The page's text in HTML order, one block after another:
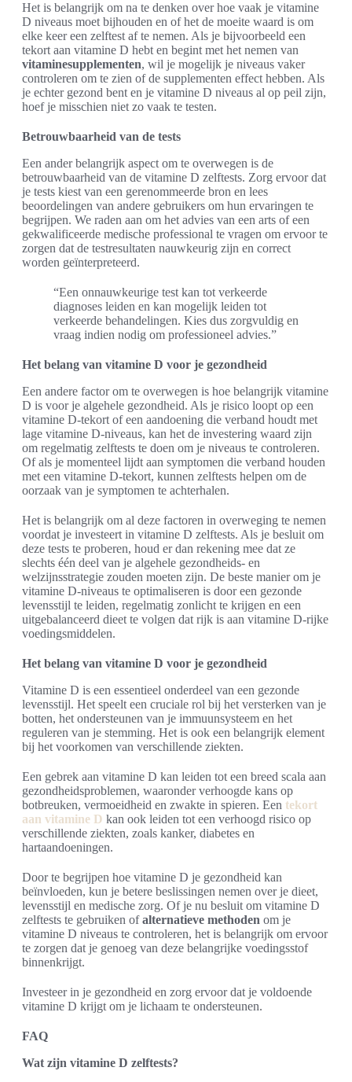
Het is belangrijk om na te denken over hoe vaak je vitamine
D niveaus moet bijhouden en of het de moeite waard is om
elke keer een zelftest af te nemen. Als je bijvoorbeeld een
tekort aan vitamine D hebt en begint met het nemen van
vitaminesupplementen, wil je mogelijk je niveaus vaker
controleren om te zien of de supplementen effect hebben. Als
je echter gezond bent en je vitamine D niveaus al op peil zijn,
hoef je misschien niet zo vaak te testen.
Betrouwbaarheid van de tests
Een ander belangrijk aspect om te overwegen is de
betrouwbaarheid van de vitamine D zelftests. Zorg ervoor dat
je tests kiest van een gerenommeerde bron en lees
beoordelingen van andere gebruikers om hun ervaringen te
begrijpen. We raden aan om het advies van een arts of een
gekwalificeerde medische professional te vragen om ervoor te
zorgen dat de testresultaten nauwkeurig zijn en correct
worden geïnterpreteerd.
“Een onnauwkeurige test kan tot verkeerde
diagnoses leiden en kan mogelijk leiden tot
verkeerde behandelingen. Kies dus zorgvuldig en
vraag indien nodig om professioneel advies.”
Het belang van vitamine D voor je gezondheid
Een andere factor om te overwegen is hoe belangrijk vitamine
D is voor je algehele gezondheid. Als je risico loopt op een
vitamine D-tekort of een aandoening die verband houdt met
lage vitamine D-niveaus, kan het de investering waard zijn
om regelmatig zelftests te doen om je niveaus te controleren.
Of als je momenteel lijdt aan symptomen die verband houden
met een vitamine D-tekort, kunnen zelftests helpen om de
oorzaak van je symptomen te achterhalen.
Het is belangrijk om al deze factoren in overweging te nemen
voordat je investeert in vitamine D zelftests. Als je besluit om
deze tests te proberen, houd er dan rekening mee dat ze
slechts één deel van je algehele gezondheids- en
welzijnsstrategie zouden moeten zijn. De beste manier om je
vitamine D-niveaus te optimaliseren is door een gezonde
levensstijl te leiden, regelmatig zonlicht te krijgen en een
uitgebalanceerd dieet te volgen dat rijk is aan vitamine D-rijke
voedingsmiddelen.
Het belang van vitamine D voor je gezondheid
Vitamine D is een essentieel onderdeel van een gezonde
levensstijl. Het speelt een cruciale rol bij het versterken van je
botten, het ondersteunen van je immuunsysteem en het
reguleren van je stemming. Het is ook een belangrijk element
bij het voorkomen van verschillende ziekten.
Een gebrek aan vitamine D kan leiden tot een breed scala aan
gezondheidsproblemen, waaronder verhoogde kans op
botbreuken, vermoeidheid en zwakte in spieren. Een tekort
aan vitamine D kan ook leiden tot een verhoogd risico op
verschillende ziekten, zoals kanker, diabetes en
hartaandoeningen.
Door te begrijpen hoe vitamine D je gezondheid kan
beïnvloeden, kun je betere beslissingen nemen over je dieet,
levensstijl en medische zorg. Of je nu besluit om vitamine D
zelftests te gebruiken ofalternatieve methoden om je
vitamine D niveaus te controleren, het is belangrijk om ervoor
te zorgen dat je genoeg van deze belangrijke voedingsstof
binnenkrijgt.
Investeer in je gezondheid en zorg ervoor dat je voldoende
vitamine D krijgt om je lichaam te ondersteunen.
FAQ
Wat zijn vitamine D zelftests?